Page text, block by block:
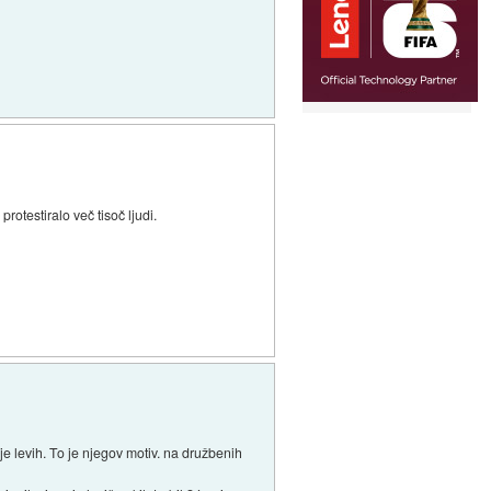
več tisoč ljudi.
levih. To je njegov motiv. na družbenih